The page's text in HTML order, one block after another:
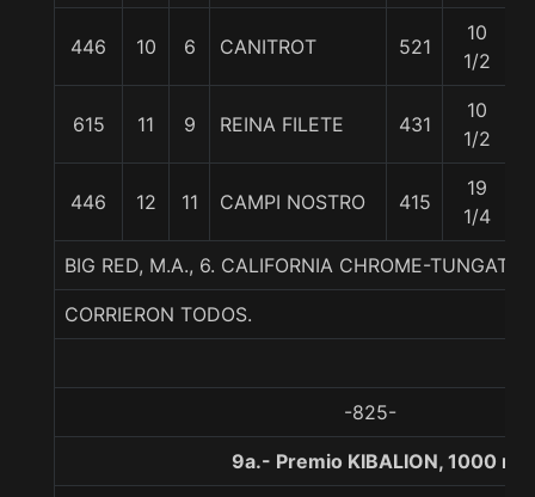
446 10 6 CANITROT 521
10
1/2
615 11 9 REINA FILETE 431
10
1/2
446 12 11 CAMPI NOSTRO 415
19
1/4
BIG RED, M.A., 6. CALIFORNIA CHROME-
CORRIERON TODOS.
-825-
9a.- Premio KIBALION, 1000